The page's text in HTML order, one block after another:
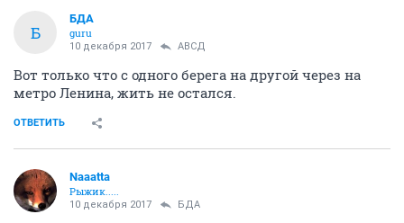
Б
БДА
guru
10 декабря 2017 АВСД
Вот только что с одного берега на другой через на
метро Ленина, жить не остался.
ОТВЕТИТЬ
Naaatta
Рыжик.....
10 декабря 2017 БДА